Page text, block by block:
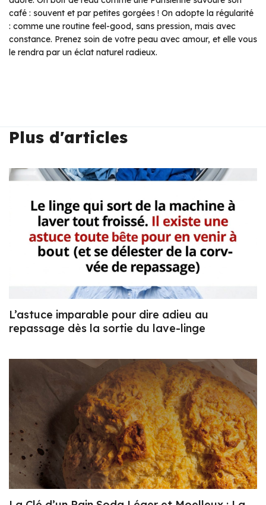
café : souvent et par petites gorgées ! On adopte la régularité
: comme une routine feel-good, sans pression, mais avec
constance. Prenez soin de votre peau avec amour, et elle vous
le rendra par un éclat naturel radieux.
Plus d'articles
L’astuce imparable pour dire adieu au
repassage dès la sortie du lave-linge